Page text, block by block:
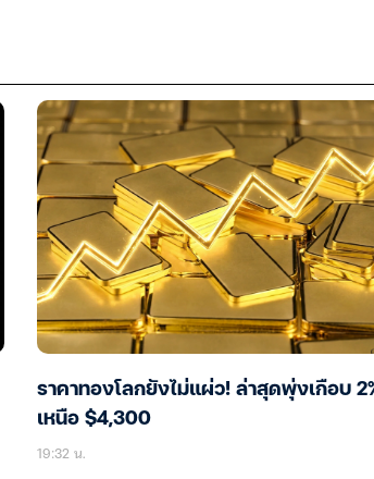
ราคาทองโลกยังไม่แผ่ว! ล่าสุดพุ่งเกือบ
เหนือ $4,300
19:32 น.